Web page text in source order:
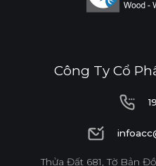
Công Ty Cổ
Thửa Đất 681, Tờ Bản